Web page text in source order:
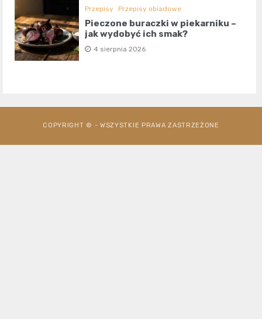
Przepisy Przepisy obiadowe
Pieczone buraczki w piekarniku –
jak wydobyć ich smak?
4 sierpnia 2026
COPYRIGHT © - WSZYSTKIE PRAWA ZASTRZEŻONE